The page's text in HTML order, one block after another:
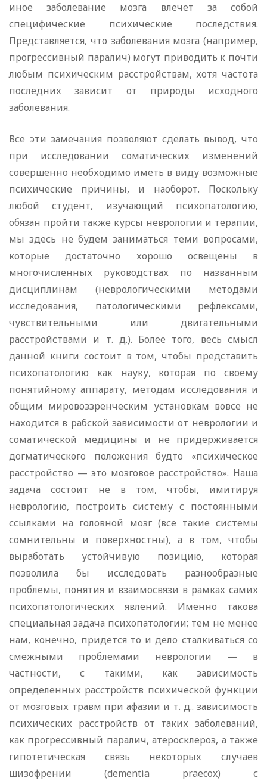
иное заболевание мозга влечет за собой
специфические психические последствия.
Представляется, что заболевания мозга (например,
прогрессивный паралич) могут приводить к почти
любым психическим расстройствам, хотя частота
последних зависит от природы исходного
заболевания.
Все эти замечания позволяют сделать вывод, что
при исследовании соматических изменений
совершенно необходимо иметь в виду возможные
психические причины, и наоборот. Поскольку
любой студент, изучающий психопатологию,
обязан пройти также курсы неврологии и терапии,
мы здесь не будем заниматься теми вопросами,
которые достаточно хорошо освещены в
многочисленных руководствах по названным
дисциплинам (неврологическими методами
исследования, патологическими рефлексами,
чувствительными или двигательными
расстройствами и т. д.). Более того, весь смысл
данной книги состоит в том, чтобы представить
психопатологию как науку, которая по своему
понятийному аппарату, методам исследования и
общим мировоззренческим установкам вовсе не
находится в рабской зависимости от неврологии и
соматической медицины и не придерживается
догматического положения будто «психическое
расстройство — это мозговое расстройство». Наша
задача состоит не в том, чтобы, имитируя
неврологию, построить систему с постоянными
ссылками на головной мозг (все такие системы
сомнительны и поверхностны), а в том, чтобы
выработать устойчивую позицию, которая
позволила бы исследовать разнообразные
проблемы, понятия и взаимосвязи в рамках самих
психопатологических явлений. Именно такова
специальная задача психопатологии; тем не менее
нам, конечно, придется то и дело сталкиваться со
смежными проблемами неврологии — в
частности, с такими, как зависимость
определенных расстройств психической функции
от мозговых травм при афазии и т. д.. зависимость
психических расстройств от таких заболеваний,
как прогрессивный паралич, атеросклероз, а также
гипотетическая связь некоторых случаев
шизофрении (dementia praecox) с